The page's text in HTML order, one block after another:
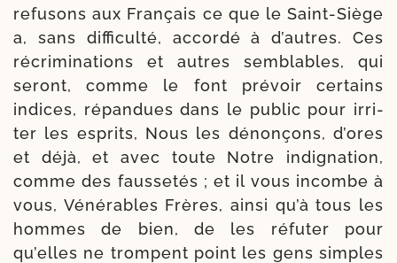
refu­sons aux Français ce que le Saint-​Siège
a, sans dif­fi­cul­té, accor­dé à d’autres. Ces
récri­mi­na­tions et autres sem­blables, qui
seront, comme le font pré­voir cer­tains
indices, répan­dues dans le public pour irri­
ter les esprits, Nous les dénon­çons, d’ores
et déjà, et avec toute Notre indi­gna­tion,
comme des faus­se­tés ; et il vous incombe à
vous, Vénérables Frères, ain­si qu’à tous les
hommes de bien, de les réfu­ter pour
qu’elles ne trompent point les gens simples